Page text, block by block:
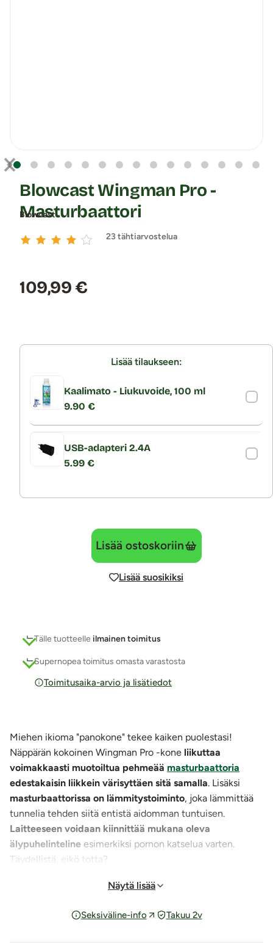
Blowcast
Blowcast Wingman Pro -
Masturbaattori
23 tähtiarvostelua
Hinta:
109,99 €
Lisää tilaukseen:
Kaalimato - Liukuvoide, 100 ml
9.90 €
USB-adapteri 2.4A
5.99 €
Lisää ostoskoriin
Lisää suosikiksi
Tälle tuotteelle ilmainen toimitus
Supernopea toimitus omasta varastosta
Toimitusaika-arvio ja lisätiedot
Miehen ikioma "panokone" tekee kaiken puolestasi!
Näppärän kokoinen Wingman Pro -kone liikuttaa
voimakkaasti muotoiltua pehmeää masturbaattoria
edestakaisin liikkein värisyttäen sitä samalla. Lisäksi
masturbaattorissa on lämmitystoiminto, joka lämmittää
tunnelia tehden siitä entistä aidomman tuntuisen.
Laitteeseen voidaan kiinnittää mukana oleva
älypuhelinteline esimerkiksi pornon katselua varten.
Täydellistä, eikö totta?
Ota käsikahvoista kiinni, paina nappia ja nauti!
käsikahvat sekä keskellä liikkuva mäntä. Männässä kiinni
Näytä lisää
Seksiväline-info Takuu 2v